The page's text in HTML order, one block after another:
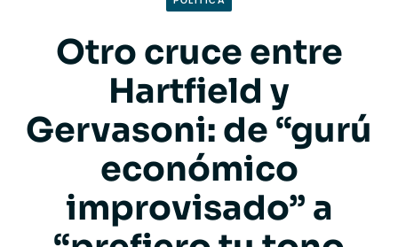
Otro cruce entre
Hartfield y
Gervasoni: de “gurú
económico
improvisado” a